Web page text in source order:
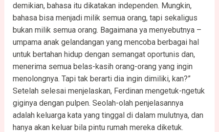
demikian, bahasa itu dikatakan independen. Mungkin,
bahasa bisa menjadi milik semua orang, tapi sekaligus
bukan milik semua orang. Bagaimana ya menyebutnya –
umpama anak gelandangan yang mencoba berbagai hal
untuk bertahan hidup dengan semangat oportunis dan,
menerima semua belas-kasih orang-orang yang ingin
menolongnya. Tapi tak berarti dia ingin dimiliki, kan?”
Setelah selesai menjelaskan, Ferdinan mengetuk-ngetuk
giginya dengan pulpen. Seolah-olah penjelasannya
adalah keluarga kata yang tinggal di dalam mulutnya, dan
hanya akan keluar bila pintu rumah mereka diketuk.